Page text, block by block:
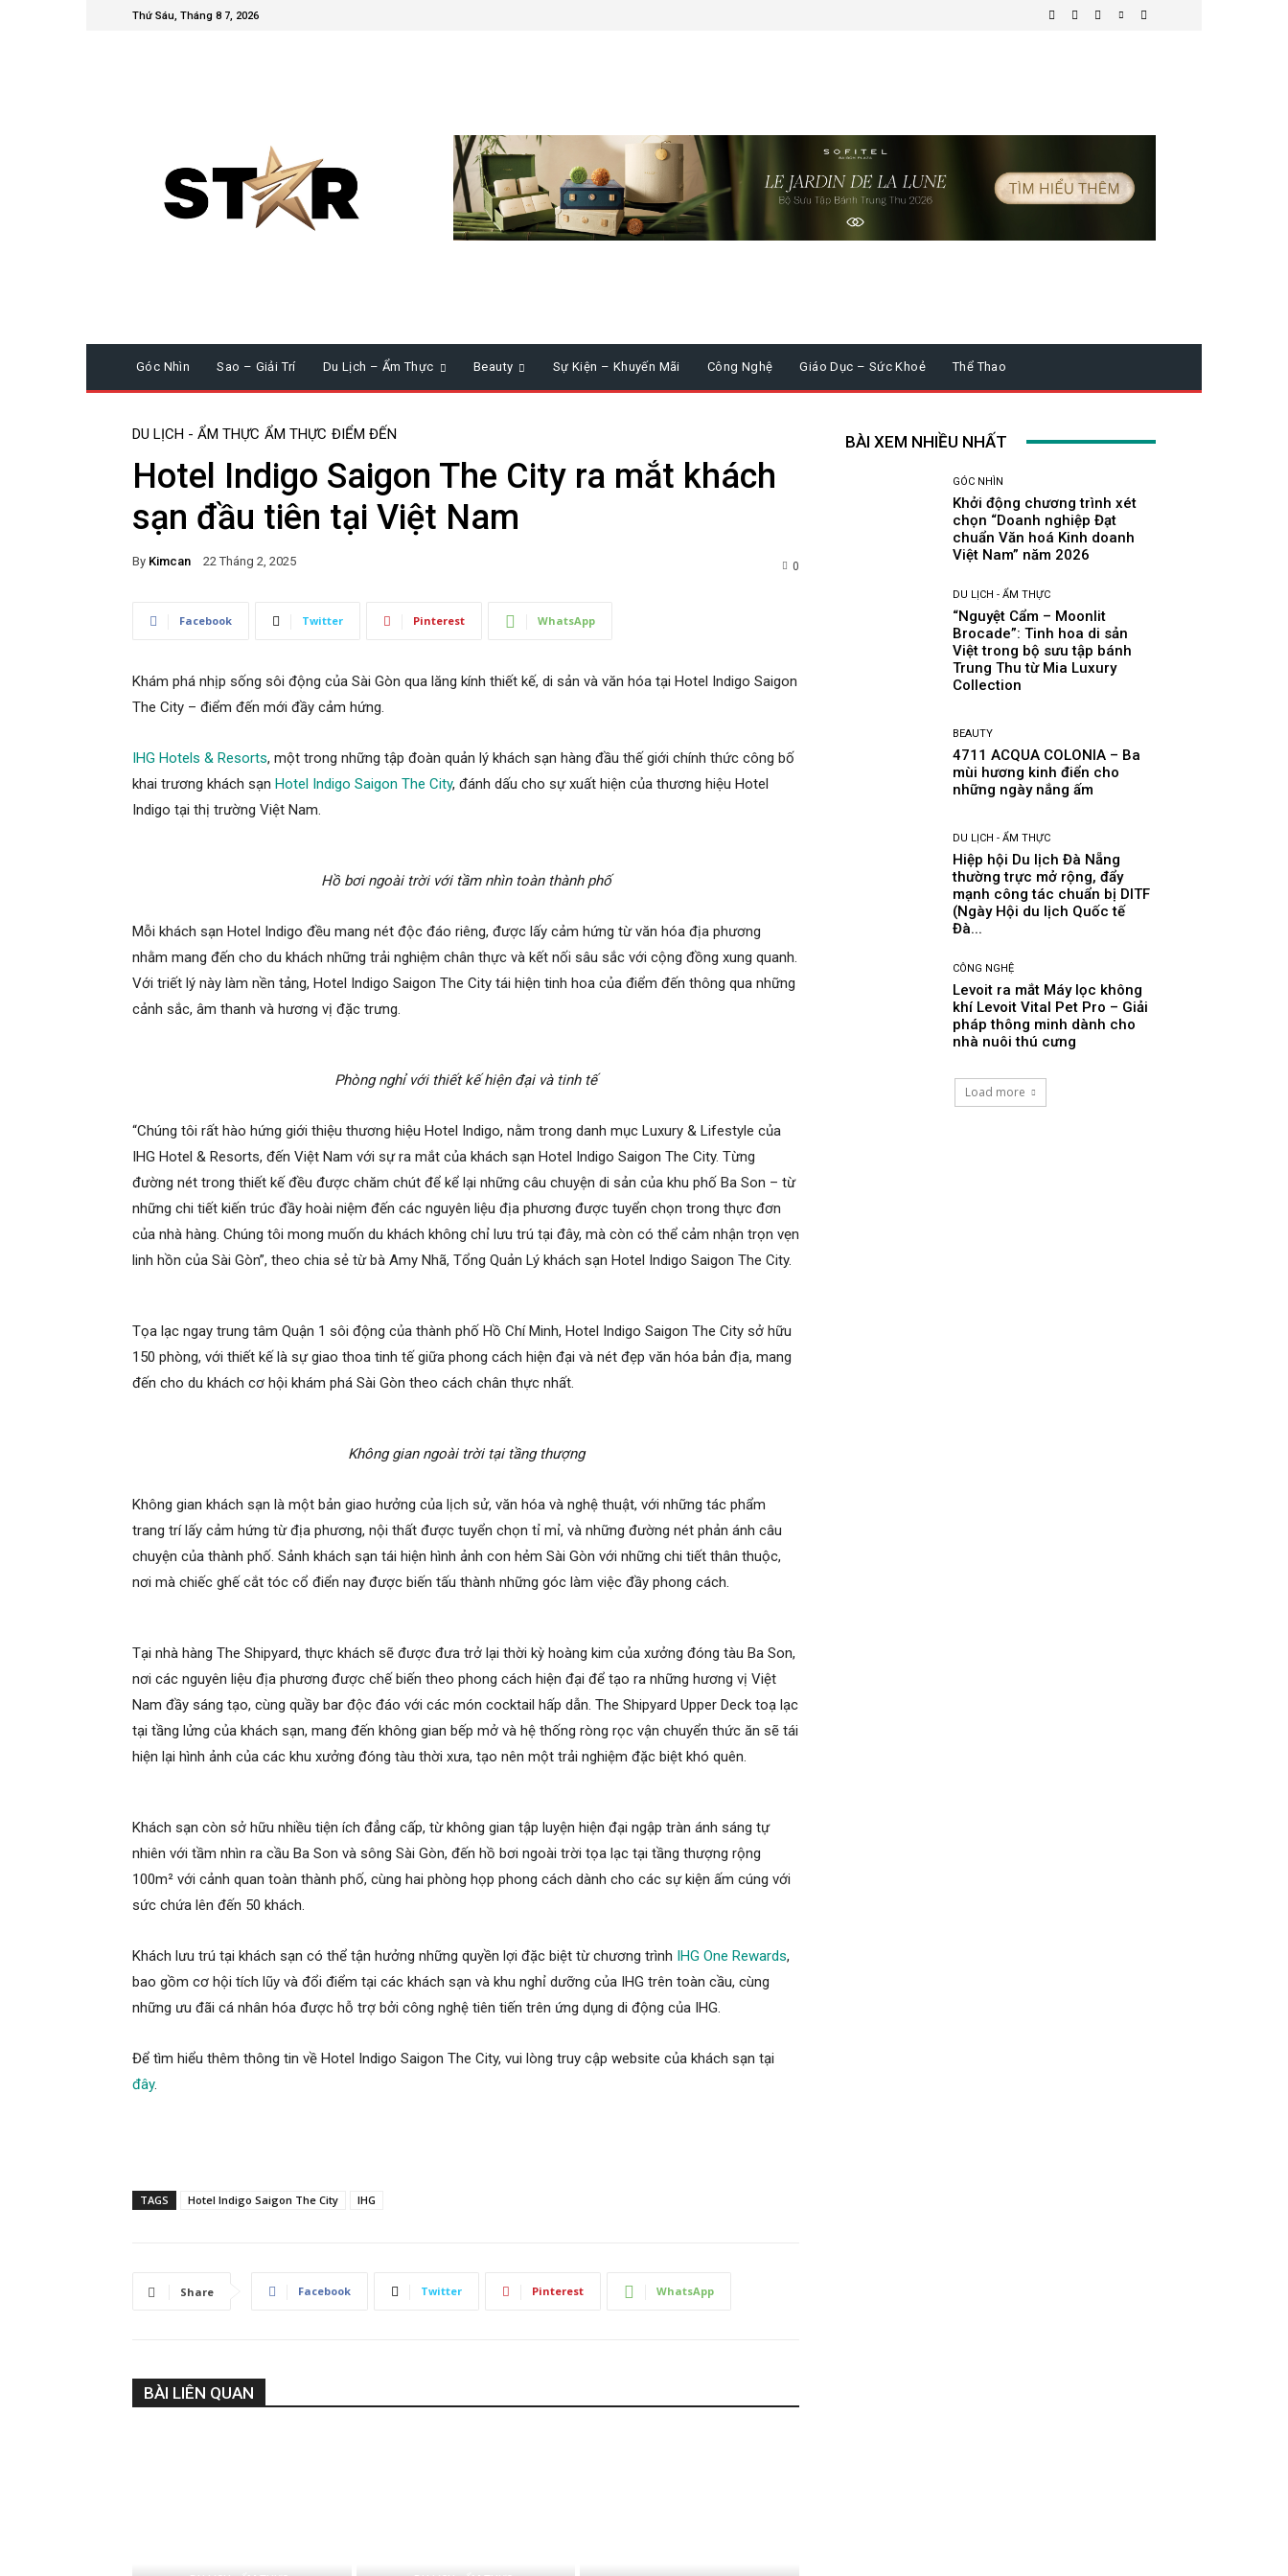
Thứ Sáu, Tháng 8 7, 2026
Góc Nhìn Sao – Giải Trí Du Lịch – Ẩm Thực Beauty Sự Kiện – Khuyến Mãi Công Nghệ Giáo Dục – Sức Khoẻ Thể Thao
DU LỊCH - ẨM THỰC ẨM THỰC ĐIỂM ĐẾN
Hotel Indigo Saigon The City ra mắt khách
sạn đầu tiên tại Việt Nam
By Kimcan 22 Tháng 2, 2025 0
Facebook Twitter Pinterest WhatsApp
Khám phá nhịp sống sôi động của Sài Gòn qua lăng kính thiết kế, di sản và văn hóa tại Hotel Indigo Saigon
The City – điểm đến mới đầy cảm hứng.
IHG Hotels & Resorts, một trong những tập đoàn quản lý khách sạn hàng đầu thế giới chính thức công bố
khai trương khách sạn Hotel Indigo Saigon The City, đánh dấu cho sự xuất hiện của thương hiệu Hotel
Indigo tại thị trường Việt Nam.
Hồ bơi ngoài trời với tầm nhìn toàn thành phố
Mỗi khách sạn Hotel Indigo đều mang nét độc đáo riêng, được lấy cảm hứng từ văn hóa địa phương
nhằm mang đến cho du khách những trải nghiệm chân thực và kết nối sâu sắc với cộng đồng xung quanh.
Với triết lý này làm nền tảng, Hotel Indigo Saigon The City tái hiện tinh hoa của điểm đến thông qua những
cảnh sắc, âm thanh và hương vị đặc trưng.
Phòng nghỉ với thiết kế hiện đại và tinh tế
“Chúng tôi rất hào hứng giới thiệu thương hiệu Hotel Indigo, nằm trong danh mục Luxury & Lifestyle của
IHG Hotel & Resorts, đến Việt Nam với sự ra mắt của khách sạn Hotel Indigo Saigon The City. Từng
đường nét trong thiết kế đều được chăm chút để kể lại những câu chuyện di sản của khu phố Ba Son – từ
những chi tiết kiến trúc đầy hoài niệm đến các nguyên liệu địa phương được tuyển chọn trong thực đơn
của nhà hàng. Chúng tôi mong muốn du khách không chỉ lưu trú tại đây, mà còn có thể cảm nhận trọn vẹn
linh hồn của Sài Gòn”, theo chia sẻ từ bà Amy Nhã, Tổng Quản Lý khách sạn Hotel Indigo Saigon The City.
Tọa lạc ngay trung tâm Quận 1 sôi động của thành phố Hồ Chí Minh, Hotel Indigo Saigon The City sở hữu
150 phòng, với thiết kế là sự giao thoa tinh tế giữa phong cách hiện đại và nét đẹp văn hóa bản địa, mang
đến cho du khách cơ hội khám phá Sài Gòn theo cách chân thực nhất.
Không gian ngoài trời tại tầng thượng
Không gian khách sạn là một bản giao hưởng của lịch sử, văn hóa và nghệ thuật, với những tác phẩm
trang trí lấy cảm hứng từ địa phương, nội thất được tuyển chọn tỉ mỉ, và những đường nét phản ánh câu
chuyện của thành phố. Sảnh khách sạn tái hiện hình ảnh con hẻm Sài Gòn với những chi tiết thân thuộc,
nơi mà chiếc ghế cắt tóc cổ điển nay được biến tấu thành những góc làm việc đầy phong cách.
Tại nhà hàng The Shipyard, thực khách sẽ được đưa trở lại thời kỳ hoàng kim của xưởng đóng tàu Ba Son,
nơi các nguyên liệu địa phương được chế biến theo phong cách hiện đại để tạo ra những hương vị Việt
Nam đầy sáng tạo, cùng quầy bar độc đáo với các món cocktail hấp dẫn. The Shipyard Upper Deck toạ lạc
tại tầng lửng của khách sạn, mang đến không gian bếp mở và hệ thống ròng rọc vận chuyển thức ăn sẽ tái
hiện lại hình ảnh của các khu xưởng đóng tàu thời xưa, tạo nên một trải nghiệm đặc biệt khó quên.
Khách sạn còn sở hữu nhiều tiện ích đẳng cấp, từ không gian tập luyện hiện đại ngập tràn ánh sáng tự
nhiên với tầm nhìn ra cầu Ba Son và sông Sài Gòn, đến hồ bơi ngoài trời tọa lạc tại tầng thượng rộng
100m² với cảnh quan toàn thành phố, cùng hai phòng họp phong cách dành cho các sự kiện ấm cúng với
sức chứa lên đến 50 khách.
Khách lưu trú tại khách sạn có thể tận hưởng những quyền lợi đặc biệt từ chương trình IHG One Rewards,
bao gồm cơ hội tích lũy và đổi điểm tại các khách sạn và khu nghỉ dưỡng của IHG trên toàn cầu, cùng
những ưu đãi cá nhân hóa được hỗ trợ bởi công nghệ tiên tiến trên ứng dụng di động của IHG.
Để tìm hiểu thêm thông tin về Hotel Indigo Saigon The City, vui lòng truy cập website của khách sạn tại
đây.
TAGS Hotel Indigo Saigon The City IHG
Share Facebook Twitter Pinterest WhatsApp
BÀI LIÊN QUAN
BÀI XEM NHIỀU NHẤT
GÓC NHÌN
Khởi động chương trình xét
chọn “Doanh nghiệp Đạt
chuẩn Văn hoá Kinh doanh
Việt Nam” năm 2026
DU LỊCH - ẨM THỰC
“Nguyệt Cẩm – Moonlit
Brocade”: Tinh hoa di sản
Việt trong bộ sưu tập bánh
Trung Thu từ Mia Luxury
Collection
BEAUTY
4711 ACQUA COLONIA – Ba
mùi hương kinh điển cho
những ngày nắng ấm
DU LỊCH - ẨM THỰC
Hiệp hội Du lịch Đà Nẵng
thường trực mở rộng, đẩy
mạnh công tác chuẩn bị DITF
(Ngày Hội du lịch Quốc tế
Đà...
CÔNG NGHỆ
Levoit ra mắt Máy lọc không
khí Levoit Vital Pet Pro – Giải
pháp thông minh dành cho
nhà nuôi thú cưng
Load more